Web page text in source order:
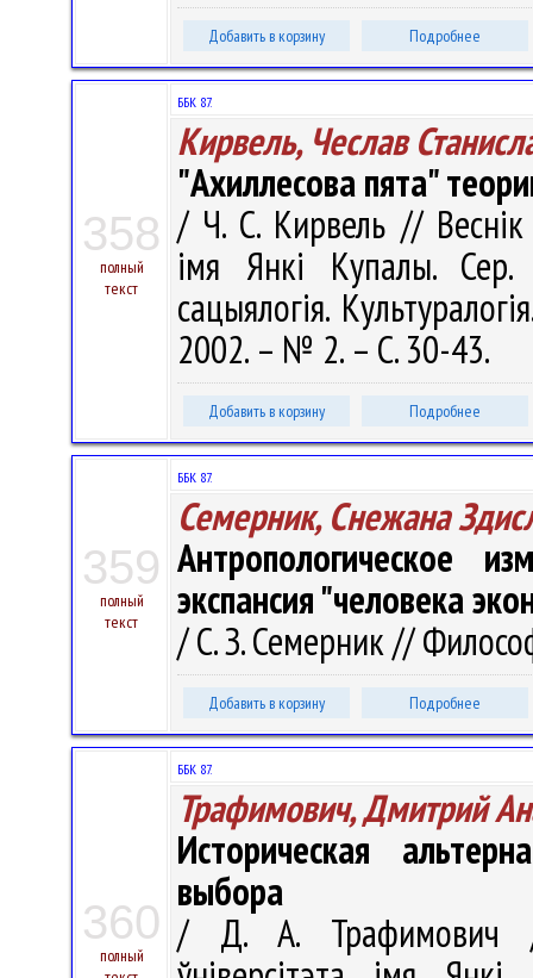
Добавить в корзину Подробнее
358
полный
текст
ББК 87.
Кирвель, Чеслав
"Ахиллесова пята"
/ Ч. С. Кирвель // Веснік
імя Янкі Купалы. Сер.
сацыялогія.
2002. – № 2. – С. 30-43.
Добавить в корзину Подробнее
359
полный
текст
ББК 87.
Семерник, Снежана
Антропологическое
экспансия "человека
/ С. З. Семерник //
Добавить в корзину Подробнее
360
полный
ББК 87.
Трафимович, Дмитрий
Историческая
выбора
/ Д. А. Трафимович //